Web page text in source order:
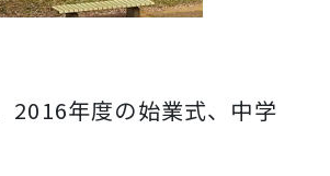
2016年度の始業式、中学